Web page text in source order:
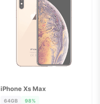
ĐÃ BÁN
iPhone Xs Max
64GB 98%